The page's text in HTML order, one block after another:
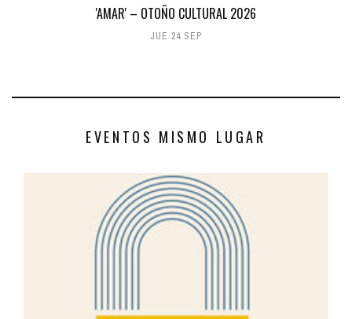
'AMAR' – OTOÑO CULTURAL 2026
JUE 24 SEP
EVENTOS MISMO LUGAR